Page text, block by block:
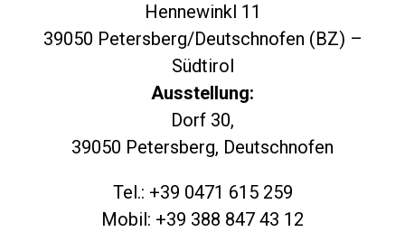
Hennewinkl 11
39050 Petersberg/Deutschnofen (BZ) –
Südtirol
Ausstellung:
Dorf 30,
39050 Petersberg, Deutschnofen
Tel.: +39 0471 615 259
Mobil: +39 388 847 43 12